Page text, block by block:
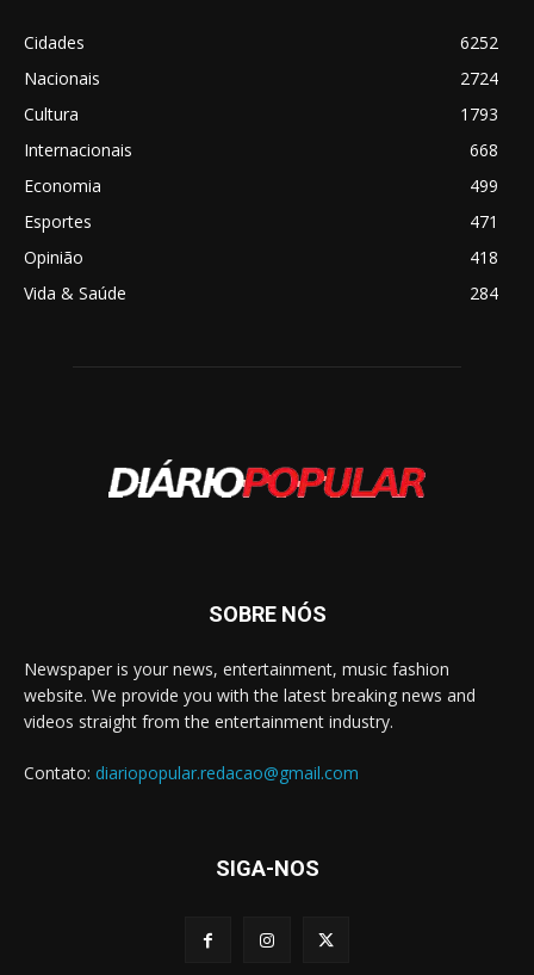
Cidades
6252
Nacionais
2724
Cultura
1793
Internacionais
668
Economia
499
Esportes
471
Opinião
418
Vida & Saúde
284
SOBRE NÓS
Newspaper is your news, entertainment, music fashion
website. We provide you with the latest breaking news and
videos straight from the entertainment industry.
Contato: diariopopular.redacao@gmail.com
SIGA-NOS